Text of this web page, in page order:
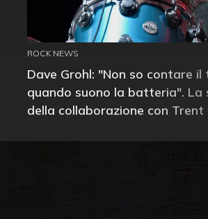
ROCK NEWS
Dave Grohl: "Non so contare il
quando suono la batteria". La
della collaborazione con Trent